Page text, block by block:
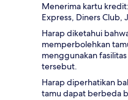
Menerima kartu
Express, Diners Club,
Harap diketahui
memperbolehkan
menggunakan
tersebut.
Harap diperhatikan
tamu dapat berbeda